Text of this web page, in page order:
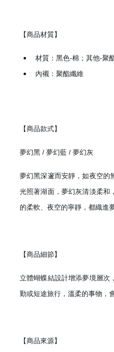
【商品材質】
材質：黑色-棉；其他-聚
內襯：聚酯纖維
【商品款式】
夢幻黑 / 夢幻藍 / 夢幻灰
夢幻黑深邃而安靜，如夜空的
光照著湖面，夢幻灰清淡柔和
的柔軟、夜空的寧靜，都織進
【商品細節】
立體蝴蝶結設計增添夢境層次
勤或短途旅行，溫柔的事物，
【商品來源】